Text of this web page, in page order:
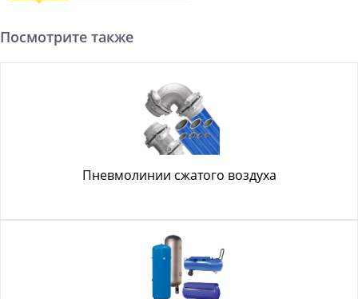
Посмотрите также
Пневмолинии сжатого воздуха